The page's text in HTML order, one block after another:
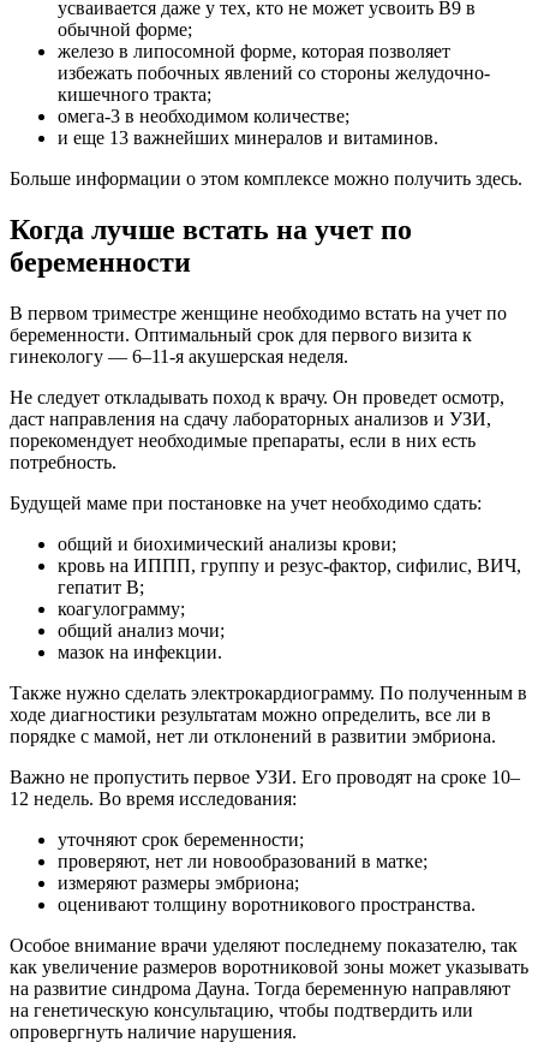
усваивается даже у тех, кто не может усвоить В9 в
обычной форме;
железо в липосомной форме, которая позволяет
избежать побочных явлений со стороны желудочно-
кишечного тракта;
омега-3 в необходимом количестве;
и еще 13 важнейших минералов и витаминов.
Больше информации о этом комплексе можно получить здесь.
Когда лучше встать на учет по
беременности
В первом триместре женщине необходимо встать на учет по
беременности. Оптимальный срок для первого визита к
гинекологу — 6–11-я акушерская неделя.
Не следует откладывать поход к врачу. Он проведет осмотр,
даст направления на сдачу лабораторных анализов и УЗИ,
порекомендует необходимые препараты, если в них есть
потребность.
Будущей маме при постановке на учет необходимо сдать:
общий и биохимический анализы крови;
кровь на ИППП, группу и резус-фактор, сифилис, ВИЧ,
гепатит В;
коагулограмму;
общий анализ мочи;
мазок на инфекции.
Также нужно сделать электрокардиограмму. По полученным в
ходе диагностики результатам можно определить, все ли в
порядке с мамой, нет ли отклонений в развитии эмбриона.
Важно не пропустить первое УЗИ. Его проводят на сроке 10–
12 недель. Во время исследования:
уточняют срок беременности;
проверяют, нет ли новообразований в матке;
измеряют размеры эмбриона;
оценивают толщину воротникового пространства.
Особое внимание врачи уделяют последнему показателю, так
как увеличение размеров воротниковой зоны может указывать
на развитие синдрома Дауна. Тогда беременную направляют
на генетическую консультацию, чтобы подтвердить или
опровергнуть наличие нарушения.